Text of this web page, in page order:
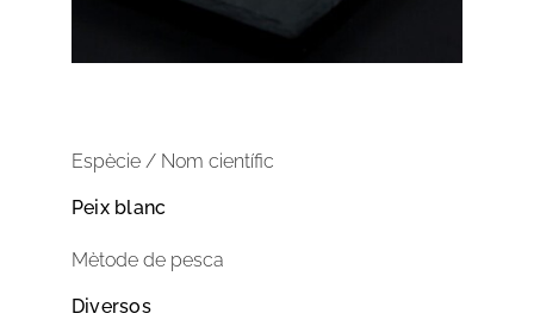
Espècie / Nom científic
Peix blanc
Mètode de pesca
Diversos